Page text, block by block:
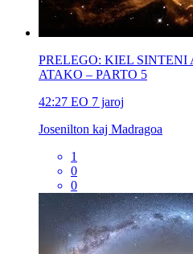
PRELEGO: KIEL
ATAKO – PARTO 5
42:27 EO 7 jaroj
Josenilton kaj Madragoa
1
0
0